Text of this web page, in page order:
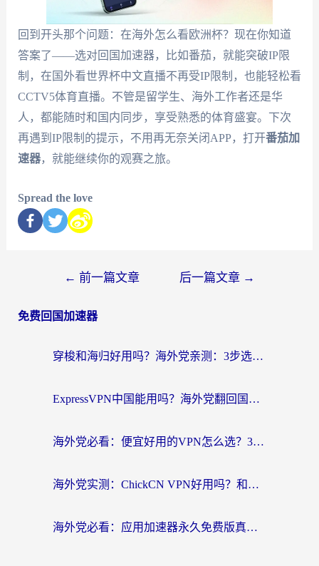
回到开头那个问题：在海外怎么看欧洲杯？现在你知道
答案了——选对回国加速器，比如番茄，就能突破IP限
制，在国外看世界杯中文直播不再受IP限制，也能轻松看
CCTV5体育直播。不管是留学生、海外工作者还是华
人，都能随时和国内同步，享受熟悉的体育盛宴。下次
再遇到IP限制的提示，不用再无奈关闭APP，打开番茄加
速器，就能继续你的观赛之旅。
Spread the love
← 前一篇文章 后一篇文章 →
免费回国加速器
穿梭和海归好用吗？海外党亲测：3步选对回国加速器，无缝刷国内剧玩手游
ExpressVPN中国能用吗？海外党翻回国内的加速器选择指南（附番茄加速器实测）
海外党必看：便宜好用的VPN怎么选？3步解决回国访问难题+Steam改区技巧
海外党实测：ChickCN VPN好用吗？和OurPlay VPN对比哪个回国效果更好？附避坑指南
海外党必看：应用加速器永久免费版真的靠谱吗？教你选对回国加速器无缝刷国内资源